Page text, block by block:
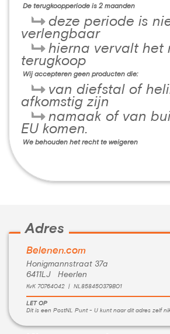
De terugkoopperiode is 2 maanden
deze periode is
verlengbaar
hierna vervalt het
terugkoop
Wij accepteren geen producten die:
van diefstal of
afkomstig zijn
namaak of van
EU komen.
We behouden het recht te weigeren
Adres
Belenen.com
Honigmannstraat 37a
6411LJ Heerlen
KvK 70764042 | NL858450379B01
LET OP
Dit is een PostNL Punt - U kunt naar dit adres zelf